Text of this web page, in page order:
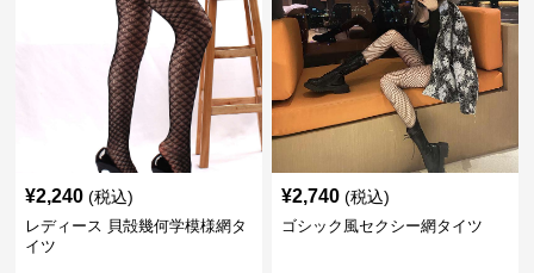
¥2,240 (税込)
レディース 貝殻幾何学模様網タ
イツ
¥2,740 (税込)
ゴシック風セクシー網タイツ